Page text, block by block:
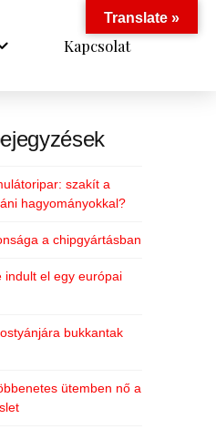
Kapcsolat
szakít a
hagyományokkal?
a chipgyártásban
indult el egy európai
bukkantak
ütemben nő a
Translate »